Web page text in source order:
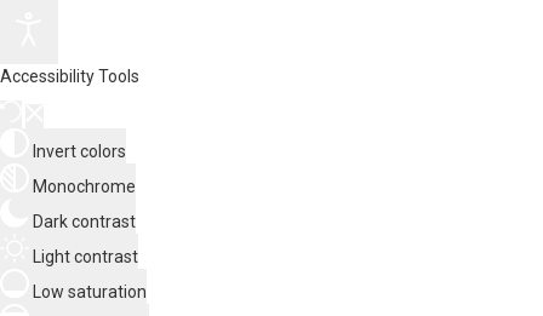
Accessibility Tools
Invert colors
Monochrome
Dark contrast
Light contrast
Low saturation